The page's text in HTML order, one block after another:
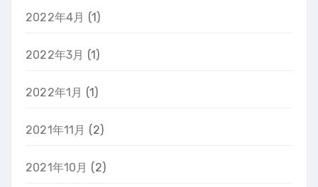
2022年4月 (1)
2022年3月 (1)
2022年1月 (1)
2021年11月 (2)
2021年10月 (2)